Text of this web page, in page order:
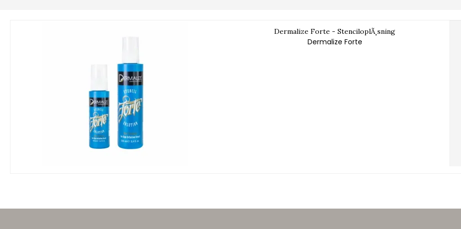
Dermalize Forte - StenciloplÃ¸sning
Dermalize Forte